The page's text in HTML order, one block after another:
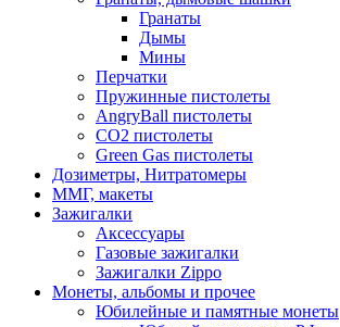
Гранаты
Дымы
Мины
Перчатки
Пружинные пистолеты
AngryBall пистолеты
CO2 пистолеты
Green Gas пистолеты
Дозиметры, Нитратомеры
ММГ, макеты
Зажигалки
Аксессуары
Газовые зажигалки
Зажигалки Zippo
Монеты, альбомы и прочее
Юбилейные и памятные монеты